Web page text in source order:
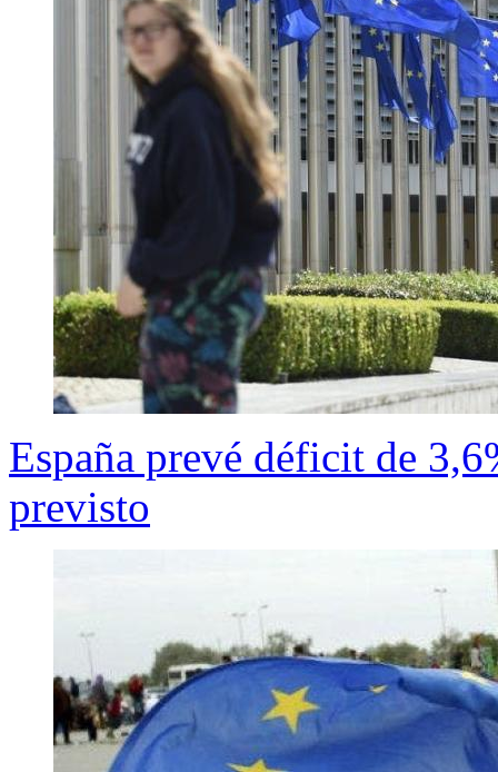
España prevé déficit de
previsto